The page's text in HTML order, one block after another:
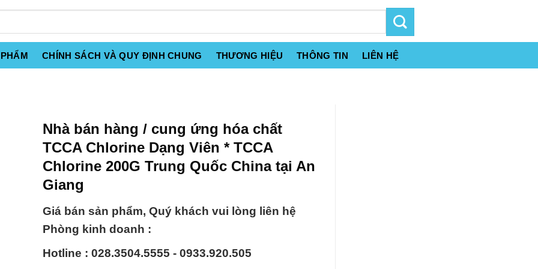
CHÍNH SÁCH VÀ QUY ĐỊNH CHUNG THƯƠNG HIỆU THÔNG TIN LIÊN HỆ
Nhà bán hàng / cung ứng hóa chất
TCCA Chlorine Dạng Viên * TCCA
Chlorine 200G Trung Quốc China tại An
Giang
Giá bán sản phẩm, Quý khách vui lòng liên hệ
Phòng kinh doanh :
Hotline : 028.3504.5555 - 0933.920.505